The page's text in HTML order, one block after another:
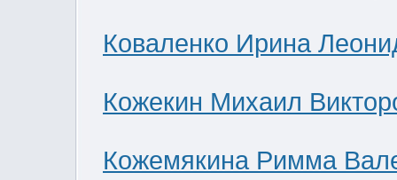
Коваленко Ирина
Кожекин Михаил
Кожемякина Римма